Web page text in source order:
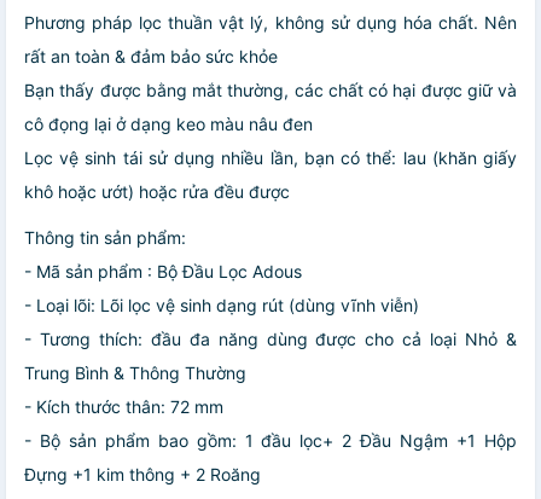
Phương pháp lọc thuần vật lý, không sử dụng hóa chất. Nên
rất an toàn & đảm bảo sức khỏe
Bạn thấy được bằng mắt thường, các chất có hại được giữ và
cô đọng lại ở dạng keo màu nâu đen
Lọc vệ sinh tái sử dụng nhiều lần, bạn có thể: lau (khăn giấy
khô hoặc ướt) hoặc rửa đều được
Thông tin sản phẩm:
- Mã sản phẩm : Bộ Đầu Lọc Adous
- Loại lõi: Lõi lọc vệ sinh dạng rút (dùng vĩnh viễn)
- Tương thích: đầu đa năng dùng được cho cả loại Nhỏ &
Trung Bình & Thông Thường
- Kích thước thân: 72 mm
- Bộ sản phẩm bao gồm: 1 đầu lọc+ 2 Đầu Ngậm +1 Hộp
Đựng +1 kim thông + 2 Roăng